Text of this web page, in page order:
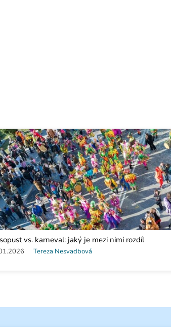
vs. karneval: jaký je mezi nimi rozdíl
Tereza Nesvadbová